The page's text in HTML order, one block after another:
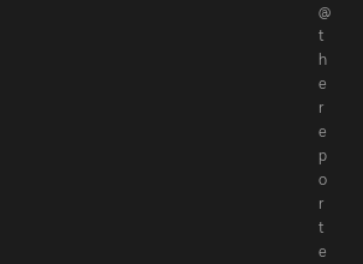
ด
ต่
อ
ก
อ
ง
บ
ร
ร
ณ
า